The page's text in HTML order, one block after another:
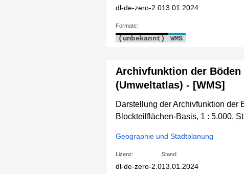
dl-de-zero-2.013.01.2024
Formate:
(unbekannt) WMS
Archivfunktion der
(Umweltatlas) - [WMS]
Darstellung der Archivfunktion der
Blockteilflächen-Basis, 1 : 5.000,
Geographie und Stadtplanung
Lizenz:
dl-de-zero-2.0
Stand:
13.01.2024